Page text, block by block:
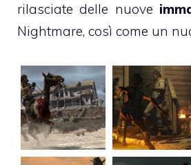
rilasciate delle nuove
Nightmare, così come un